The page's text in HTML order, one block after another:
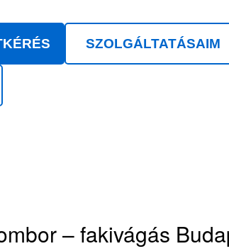
SZOLGÁLTATÁSAIM
– fakivágás